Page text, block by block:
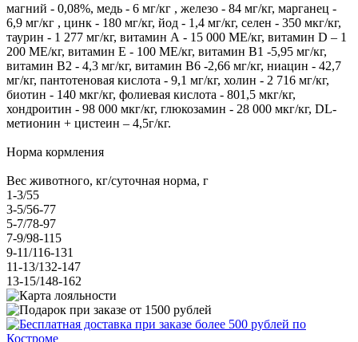
магний - 0,08%, медь - 6 мг/кг , железо - 84 мг/кг, марганец -
6,9 мг/кг , цинк - 180 мг/кг, йод - 1,4 мг/кг, селен - 350 мкг/кг,
таурин - 1 277 мг/кг, витамин А - 15 000 МЕ/кг, витамин D – 1
200 МЕ/кг, витамин Е - 100 МЕ/кг, витамин В1 -5,95 мг/кг,
витамин В2 - 4,3 мг/кг, витамин B6 -2,66 мг/кг, ниацин - 42,7
мг/кг, пантотеновая кислота - 9,1 мг/кг, холин - 2 716 мг/кг,
биотин - 140 мкг/кг, фолиевая кислота - 801,5 мкг/кг,
хондроитин - 98 000 мкг/кг, глюкозамин - 28 000 мкг/кг, DL-
метионин + цистеин – 4,5г/кг.
Норма кормления
Вес животного, кг/суточная норма, г
1-3/55
3-5/56-77
5-7/78-97
7-9/98-115
9-11/116-131
11-13/132-147
13-15/148-162